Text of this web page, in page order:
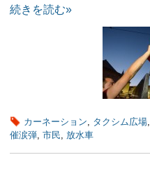
続きを読む»
カーネーション, タクシム広場,
催涙弾, 市民, 放水車